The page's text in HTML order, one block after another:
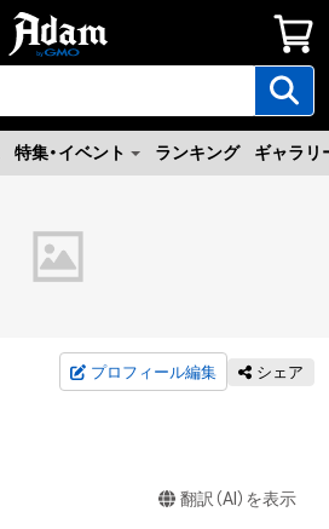
特集・イベント ランキング ギャラリ
プロフィール編集 シェア
翻訳（AI）を表示